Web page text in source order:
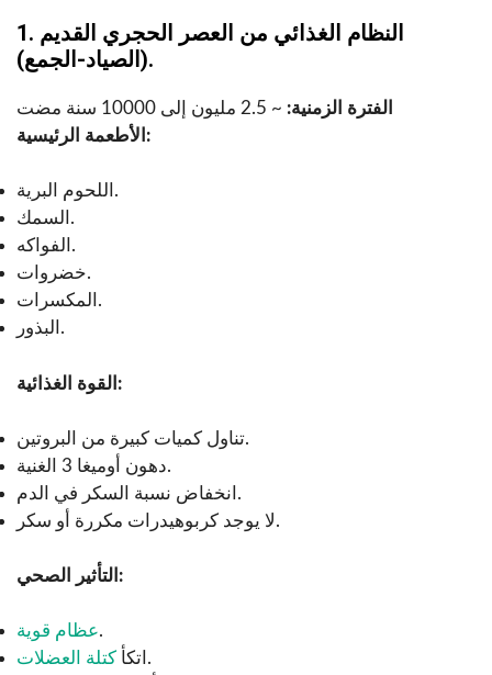
1. النظام الغذائي من العصر الحجري القديم
(الصياد-الجمع).
الفترة الزمنية: ~ 2.5 مليون إلى 10000 سنة مضت
الأطعمة الرئيسية:
اللحوم البرية.
السمك.
الفواكه.
خضروات.
المكسرات.
البذور.
القوة الغذائية:
تناول كميات كبيرة من البروتين.
دهون أوميغا 3 الغنية.
انخفاض نسبة السكر في الدم.
لا يوجد كربوهيدرات مكررة أو سكر.
التأثير الصحي:
عظام قوية.
اتكأ كتلة العضلات
.